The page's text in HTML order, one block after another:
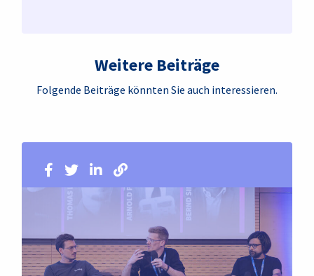
Weitere Beiträge
Folgende Beiträge könnten Sie auch interessieren.